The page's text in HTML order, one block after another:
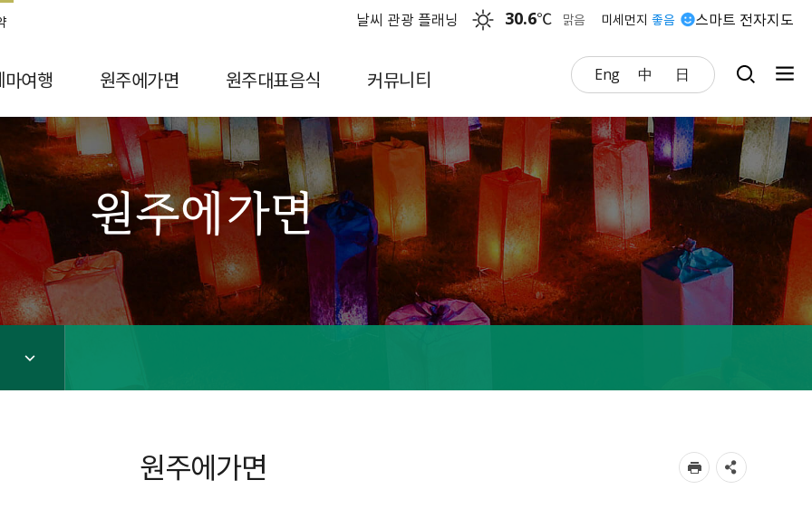
스마트 전자지도
날씨 관광 플래닝 30.6℃ 맑음 미세먼지 좋음
Eng 中 日
마여행 원주에가면 원주대표음식 커뮤니티
원주에가면
원주에가면